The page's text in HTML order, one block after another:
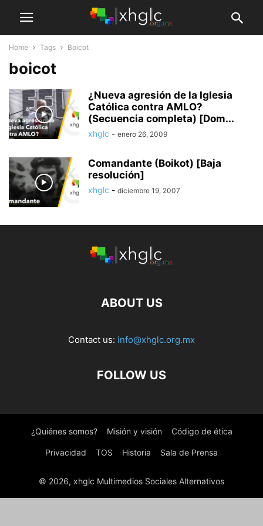
Home Tags Boicot
boicot
¿Nueva agresión de la Iglesia
Católica contra AMLO?
(Secuencia completa) [Dom...
xhglc - enero 26, 2009
Comandante (Boikot) [Baja
resolución]
xhglc - diciembre 19, 2007
ABOUT US
Contact us: info@xhglc.org.mx
FOLLOW US
¿Quiénes somos? Misión y visión Código de ética
Privacidad TOS Historia Sala de Prensa
© 2026, xhglc Multimedios Sociales Alternativos